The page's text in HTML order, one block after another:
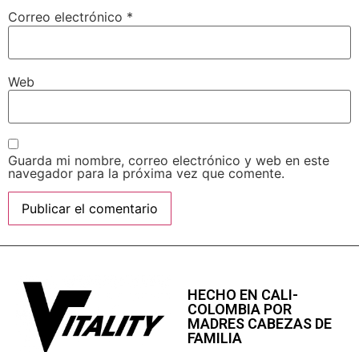
Correo electrónico *
Web
Guarda mi nombre, correo electrónico y web en este
navegador para la próxima vez que comente.
HECHO EN CALI-
COLOMBIA POR
MADRES CABEZAS DE
FAMILIA